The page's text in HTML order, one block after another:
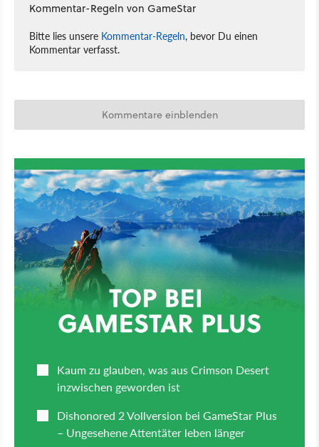
Kommentar-Regeln von GameStar
Bitte lies unsere Kommentar-Regeln, bevor Du einen
Kommentar verfasst.
Kommentare einblenden